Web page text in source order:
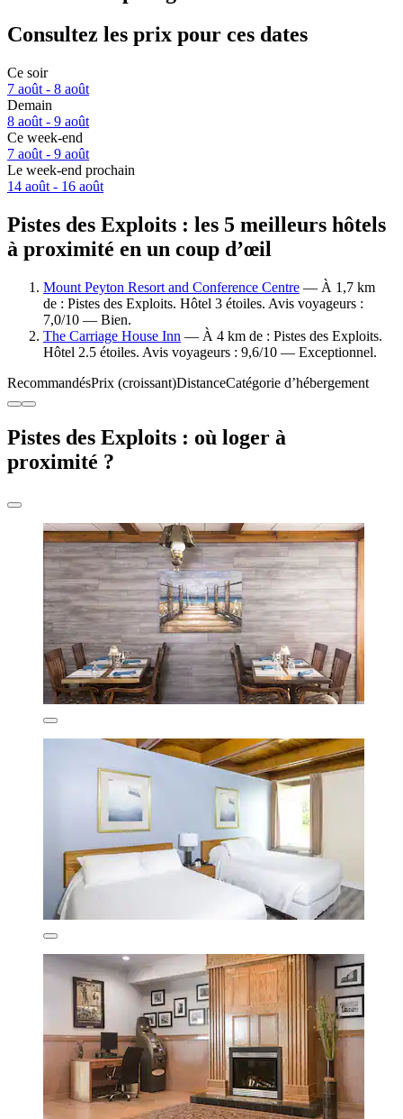
Consultez les prix pour ces dates
Ce soir
7 août - 8 août
Demain
8 août - 9 août
Ce week-end
7 août - 9 août
Le week-end prochain
14 août - 16 août
Pistes des Exploits : les 5 meilleurs hôtels
à proximité en un coup d’œil
Mount Peyton Resort and Conference Centre — À 1,7 km
de : Pistes des Exploits. Hôtel 3 étoiles. Avis voyageurs :
7,0/10 — Bien.
The Carriage House Inn — À 4 km de : Pistes des Exploits.
Hôtel 2.5 étoiles. Avis voyageurs : 9,6/10 — Exceptionnel.
RecommandésPrix (croissant)DistanceCatégorie d’hébergement
Pistes des Exploits : où loger à
proximité ?